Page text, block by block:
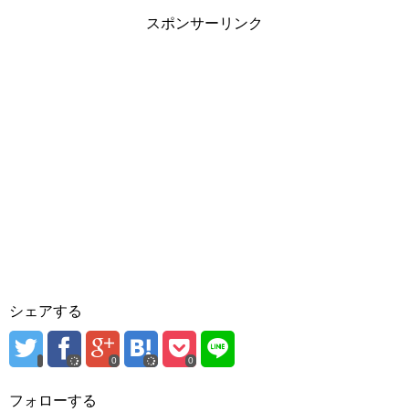
スポンサーリンク
シェアする
0 0
フォローする